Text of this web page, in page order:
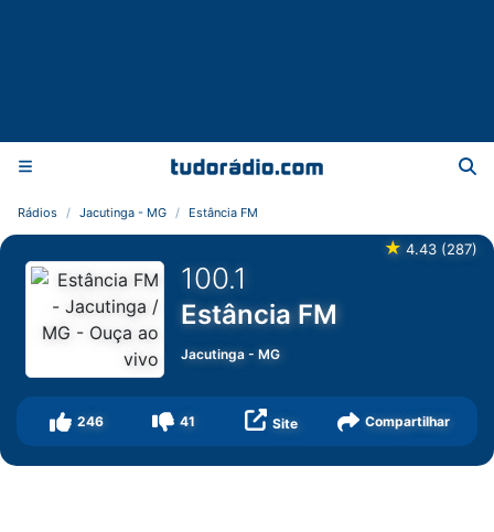
Rádios Jacutinga - MG Estância FM
★ 4.43 (287)
100.1
Estância FM
Jacutinga -MG
246 41 Site Compartilhar